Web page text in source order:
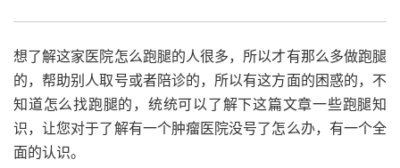
想了解这家医院怎么跑腿的人很多，所以才有那么多做跑腿
的，帮助别人取号或者陪诊的，所以有这方面的困惑的，不
知道怎么找跑腿的，统统可以了解下这篇文章一些跑腿知
识，让您对于了解有一个肿瘤医院没号了怎么办，有一个全
面的认识。